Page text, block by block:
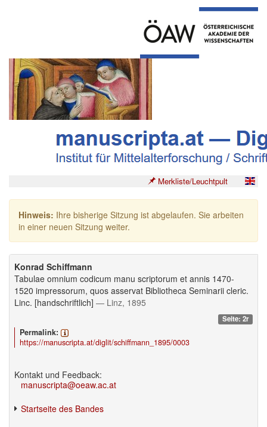
Merkliste/Leuchtpult
Hinweis: Ihre bisherige Sitzung ist abgelaufen. Sie arbeiten
in einer neuen Sitzung weiter.
Konrad Schiffmann
Tabulae omnium codicum manu scriptorum et annis 1470-
1520 impressorum, quos asservat Bibliotheca Seminarii cleric.
Linc. [handschriftlich] — Linz, 1895
Seite: 2r
Permalink:
https://manuscripta.at/diglit/schiffmann_1895/0003
Kontakt und Feedback:
manuscripta@oeaw.ac.at
Startseite des Bandes